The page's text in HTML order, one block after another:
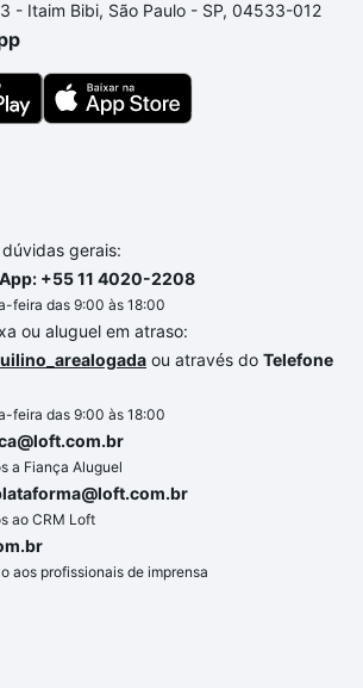
sonhos com segurança e
você até as chaves.
- Itaim Bibi, São Paulo - SP, 04533-012
gerais:
+55 11 4020-2208
feira das 9:00 às 18:00
ou aluguel em atraso:
ou através do Telefone
feira das 9:00 às 18:00
a Fiança Aluguel
ao CRM Loft
aos profissionais de imprensa